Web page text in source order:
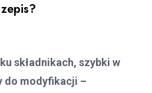
składnikach, szybki w
do modyfikacji –